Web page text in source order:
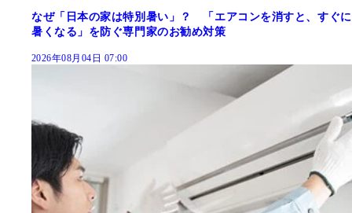
なぜ「日本の家は特別暑い」？ 「エアコンを消すと、すぐに
暑くなる」を防ぐ専門家のお勧め対策
2026年08月04日 07:00